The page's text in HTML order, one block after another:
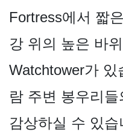
Fortress에서 짧
강 위의 높은 바
Watchtower가
람 주변 봉우리
감상하실 수 있